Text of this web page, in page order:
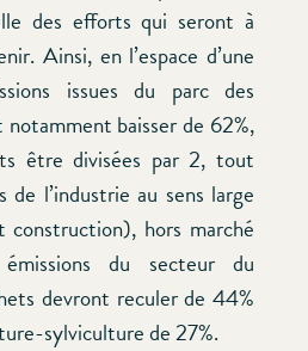
des efforts qui seront à
Ainsi, en l’espace d’une
issues du parc des
baisser de 62%,
être divisées par 2, tout
de l’industrie au sens large
hors marché
du secteur du
devront reculer de 44%
sylviculture de 27%.